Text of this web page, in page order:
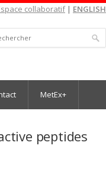
collaboratif| ENGLISH
MetEx+
peptides